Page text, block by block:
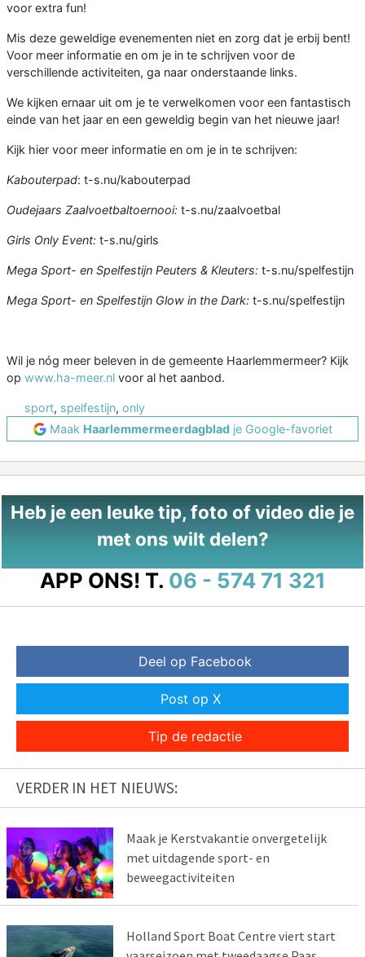
voor extra fun!
Mis deze geweldige evenementen niet en zorg dat je erbij bent!
Voor meer informatie en om je in te schrijven voor de
verschillende activiteiten, ga naar onderstaande links.
We kijken ernaar uit om je te verwelkomen voor een fantastisch
einde van het jaar en een geweldig begin van het nieuwe jaar!
Kijk hier voor meer informatie en om je in te schrijven:
Kabouterpad: t-s.nu/kabouterpad
Oudejaars Zaalvoetbaltoernooi: t-s.nu/zaalvoetbal
Girls Only Event: t-s.nu/girls
Mega Sport- en Spelfestijn Peuters & Kleuters: t-s.nu/spelfestijn
Mega Sport- en Spelfestijn Glow in the Dark: t-s.nu/spelfestijn
Wil je nóg meer beleven in de gemeente Haarlemmermeer? Kijk
op www.ha-meer.nl voor al het aanbod.
sport, spelfestijn, only
Maak Haarlemmermeerdagbladje Google-favoriet
Heb je een leuke tip, foto of video die je
met ons wilt delen?
APP ONS! T. 06 - 574 71 321
Deel op Facebook
Post op X
Tip de redactie
VERDER IN HET NIEUWS:
Maak je Kerstvakantie onvergetelijk
met uitdagende sport- en
beweegactiviteiten
Holland Sport Boat Centre viert start